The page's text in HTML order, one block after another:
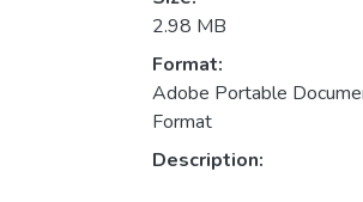
2.98 MB
Format:
Adobe Portable
Format
Description: